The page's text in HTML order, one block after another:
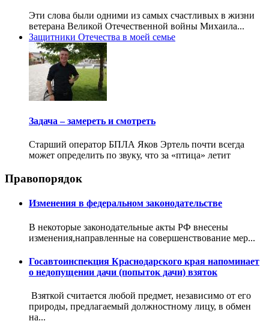
Эти слова были одними из самых счастливых в жизни
ветерана Великой Отечественной войны Михаила...
Защитники Отечества в моей семье
Задача – замереть и смотреть
Старший оператор БПЛА Яков Эртель почти всегда
может определить по звуку, что за «птица» летит
Правопорядок
Изменения в федеральном законодательстве
В некоторые законодательные акты РФ внесены
изменения,направленные на совершенствование мер...
Госавтоинспекция Краснодарского края напоминает
о недопущении дачи (попыток дачи) взяток
Взяткой считается любой предмет, независимо от его
природы, предлагаемый должностному лицу, в обмен
на...